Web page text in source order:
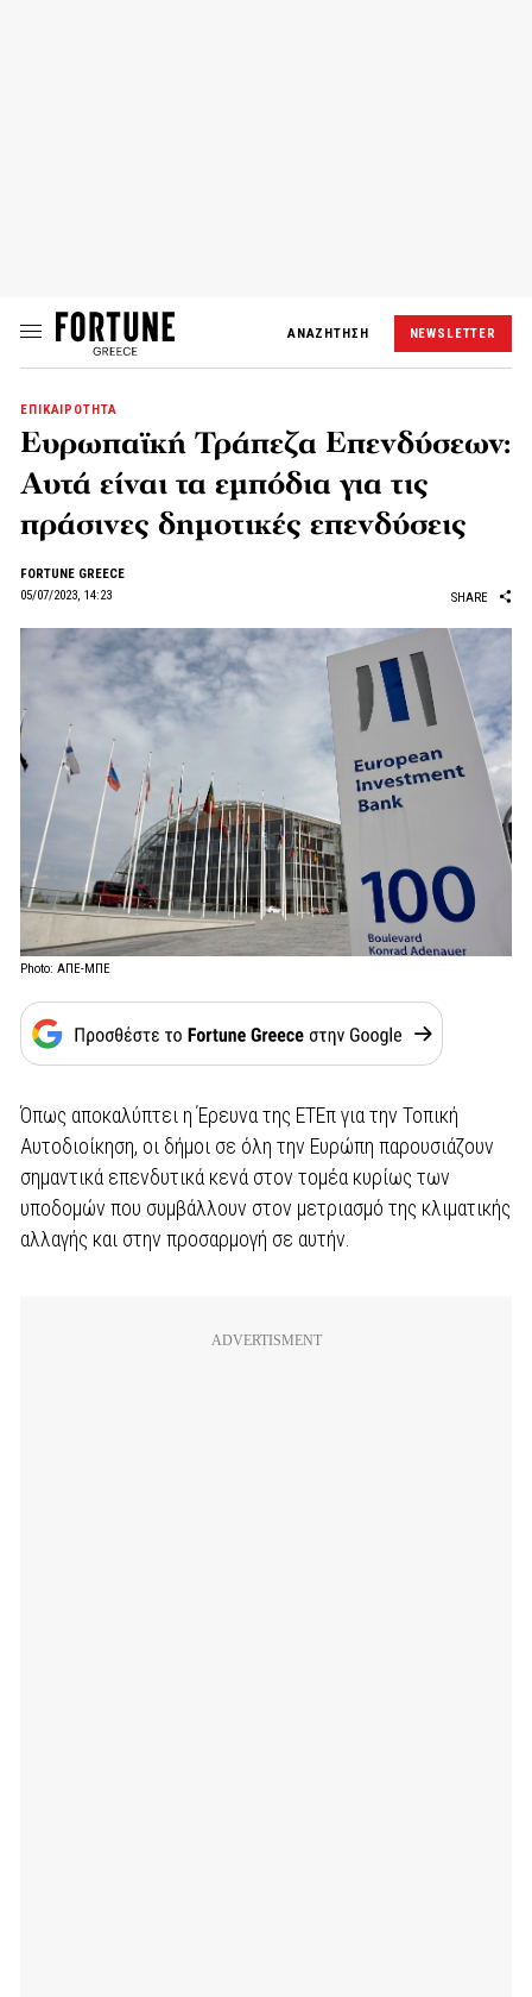
ΑΝΑΖΗΤΗΣΗ NEWSLETTER
ΕΠΙΚΑΙΡΟΤΗΤΑ
Ευρωπαϊκή Τράπεζα Επενδύσεων:
Αυτά είναι τα εμπόδια για τις
πράσινες δημοτικές επενδύσεις
FORTUNE GREECE
05/07/2023, 14:23
SHARE
Photo: ΑΠΕ-ΜΠΕ
Όπως αποκαλύπτει η Έρευνα της ΕΤΕπ για την Τοπική
Αυτοδιοίκηση, οι δήμοι σε όλη την Ευρώπη παρουσιάζουν
σημαντικά επενδυτικά κενά στον τομέα κυρίως των
υποδομών που συμβάλλουν στον μετριασμό της κλιματικής
αλλαγής και στην προσαρμογή σε αυτήν.